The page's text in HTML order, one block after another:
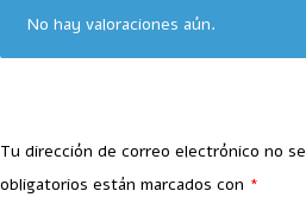
No hay valoraciones aún.
Tu dirección de correo electrónico no
obligatorios están marcados con *